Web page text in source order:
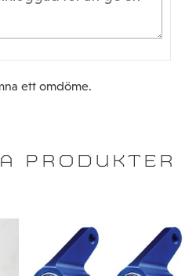
ett omdöme.
PRODUKTER